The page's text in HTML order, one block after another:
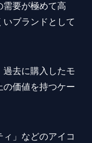
需要が極めて高
いブランドとして
去に購入したモ
の価値を持つケー
」などのアイコ